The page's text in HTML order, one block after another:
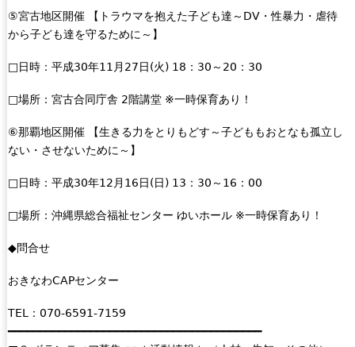
⑤宮古地区開催 【トラウマを抱えた子ども達～DV・性暴力・虐待
から子ども達を守るために～】
□日時：平成30年11月27日(火) 18：30～20：30
□場所：宮古合同庁舎 2階講堂 ※一時保育あり！
⑥那覇地区開催 【生きる力をとりもどす～子どももおとなも孤立し
ない・させないために～】
□日時：平成30年12月16日(日) 13：30～16：00
□場所：沖縄県総合福祉センター ゆいホール ※一時保育あり！
◆問合せ
おきなわCAPセンター
TEL：070-6591-7159
━━━━━━━━━━━━━━━━━━━━━━━━━━━━━━━━━━━━━━━━